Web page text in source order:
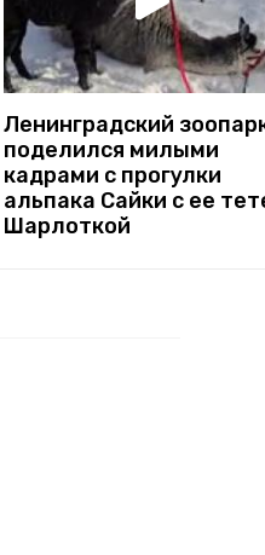
Ленинградский
поделился милыми
кадрами с прогулки
альпака Сайки с ее
Шарлоткой